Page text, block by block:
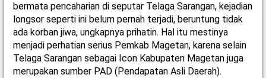
bermata pencaharian di seputar Telaga Sarangan, kejadian
longsor seperti ini belum pernah terjadi, beruntung tidak
ada korban jiwa, ungkapnya prihatin. Hal itu mestinya
menjadi perhatian serius Pemkab Magetan, karena selain
Telaga Sarangan sebagai Icon Kabupaten Magetan juga
merupakan sumber PAD (Pendapatan Asli Daerah).